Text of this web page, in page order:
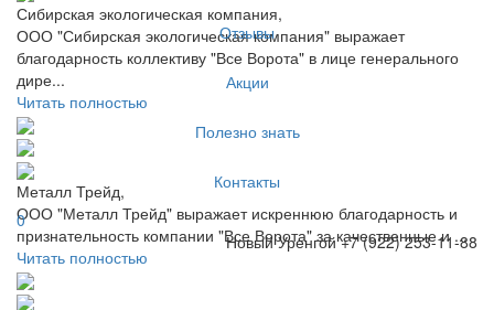
Отзывы
Акции
Полезно знать
Контакты
0
Новый Уренгой+7 (922) 253-11-88
Сибирская экологическая компания,
ООО "Сибирская экологическая компания" выражает
благодарность коллективу "Все Ворота" в лице генерального
дире...
Читать полностью
Металл Трейд,
ООО "Металл Трейд" выражает искреннюю благодарность и
признательность компании "Все Ворота" за качественные и ...
Читать полностью